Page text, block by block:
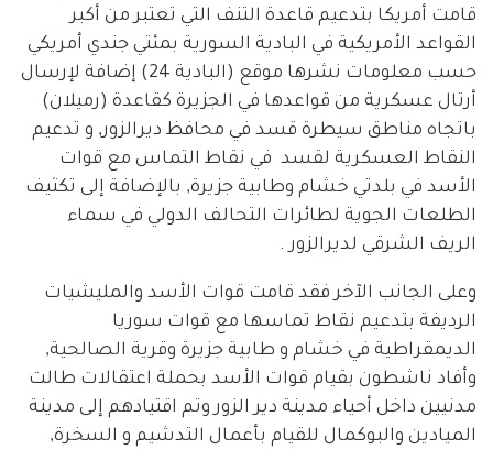
قامت أمريكا بتدعيم قاعدة التنف التي تعتبر من أكبر
القواعد الأمريكية في البادية السورية بمئتي جندي أمريكي
حسب معلومات نشرها موقع (البادية 24) إضافة لإرسال
أرتال عسكرية من قواعدها في الجزيرة كقاعدة (رميلان)
باتجاه مناطق سيطرة قسد في محافظ ديرالزور, و تدعيم
النقاط العسكرية لقسد في نقاط التماس مع قوات
الأسد في بلدتي خشام وطابية جزيرة, بالإضافة إلى تكثيف
الطلعات الجوية لطائرات التحالف الدولي في سماء
الريف الشرقي لديرالزور .
وعلى الجانب الآخر فقد قامت قوات الأسد والمليشيات
الرديفة بتدعيم نقاط تماسها مع قوات سوريا
الديمقراطية في خشام و طابية جزيرة وقرية الصالحية,
وأفاد ناشطون بقيام قوات الأسد بحملة اعتقالات طالت
مدنيين داخل أحياء مدينة دير الزور وتم اقتيادهم إلى مدينة
الميادين والبوكمال للقيام بأعمال التدشيم و السخرة,